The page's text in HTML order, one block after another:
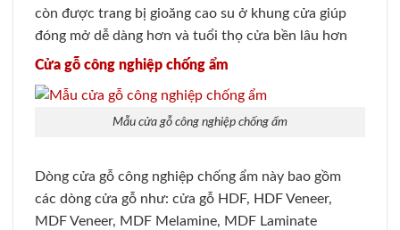
còn được trang bị gioăng cao su ở khung cửa giúp
đóng mở dễ dàng hơn và tuổi thọ cửa bền lâu hơn
Cửa gỗ công nghiệp chống ẩm
Mẫu cửa gỗ công nghiệp chống ẩm
Dòng cửa gỗ công nghiệp chống ẩm này bao gồm
các dòng cửa gỗ như: cửa gỗ HDF, HDF Veneer,
MDF Veneer, MDF Melamine, MDF Laminate